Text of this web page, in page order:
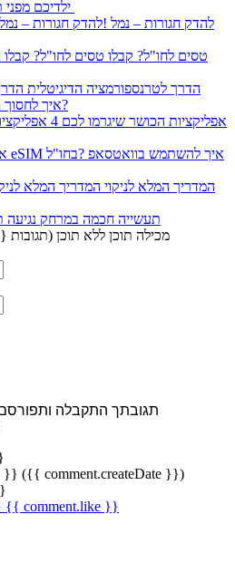
להדק חגורות – נמל
טסים לחו"ל? קבלו
הדרך לטרנספורמציה הדיגיטלית
איך לחסוך בסוללה?
4 אפליקציות הכושר שיגרמו לכם
איך להשתמש בוואטסאפ
המדריך המלא לניקוי
תעשייה חכמה במרחק נגיעה
({{comments.length}} תגובות) מכילה תוכן ללא תוכן
תגובתך התקבלה
}} ({{ comment.createDate }})
{{ comment.like }}